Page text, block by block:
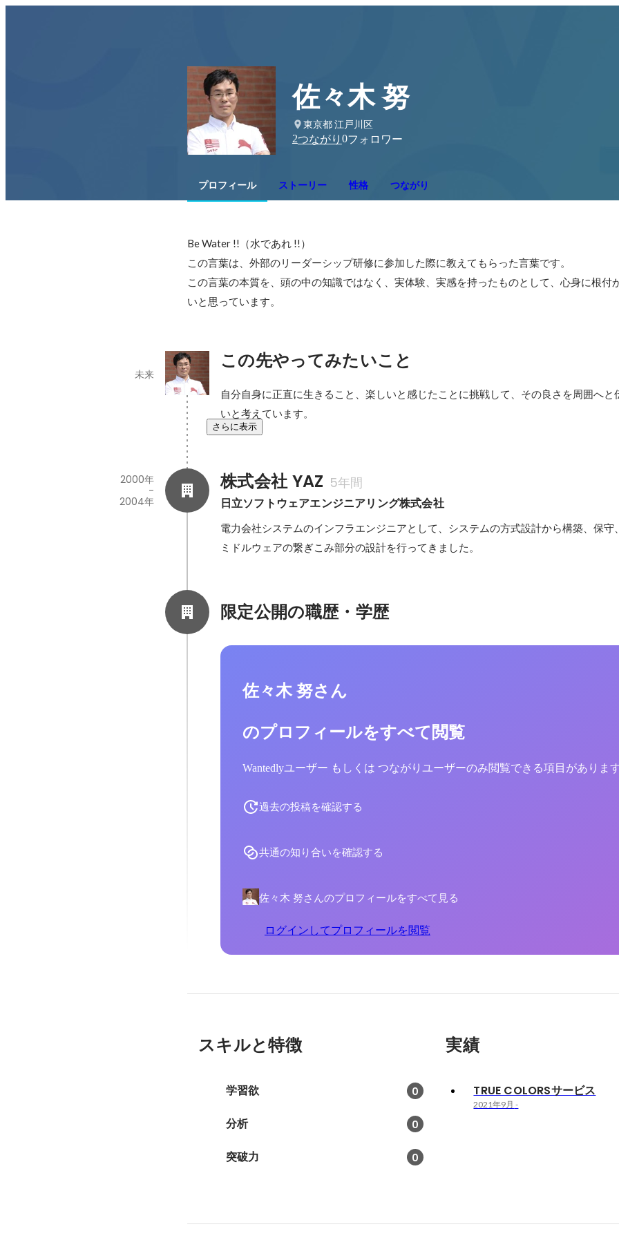
佐々木 努
東京都 江戸川区
2つながり 0フォロワー
プロフィール ストーリー 性格 つながり
Be Water !!（水であれ !!）
この言葉は、外部のリーダーシップ研修に参加した際に教えてもらった言葉です。
この言葉の本質を、頭の中の知識ではなく、実体験、実感を持ったものとして、心身に根付
いと思っています。
この先やってみたいこと
未来
自分自身に正直に生きること、楽しいと感じたことに挑戦して、その良さを周囲へと
いと考えています。
さらに表示
株式会社 YAZ 5年間
日立ソフトウェアエンジニアリング株式会社
2000年
-
2004年
電力会社システムのインフラエンジニアとして、システムの方式設計から構築、保守
ミドルウェアの繋ぎこみ部分の設計を行ってきました。
限定公開の職歴・学歴
佐々木 努さん
のプロフィールをすべて閲覧
Wantedlyユーザー もしくは つながりユーザーのみ閲覧できる項目がありま
過去の投稿を確認する
共通の知り合いを確認する
佐々木 努さんのプロフィールをすべて見る
ログインしてプロフィールを閲覧
スキルと特徴
学習欲 0
分析 0
突破力 0
実績
TRUE COLORSサービス
2021年9月 -